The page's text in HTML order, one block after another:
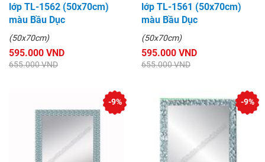
lớp TL-1562 (50x70cm)
màu Bầu Dục
(50x70cm)
595.000 VND
655.000 VND
lớp TL-1561 (50x70cm)
màu Bầu Dục
(50x70cm)
595.000 VND
655.000 VND
-9% -9%